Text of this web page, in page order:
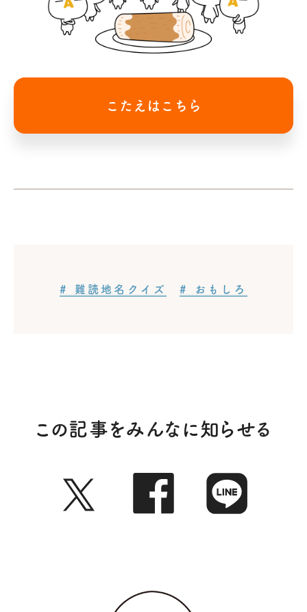
こたえはこちら
記事タッグ# 難読地名クイズ # おもしろ
この記事をみんなに知らせる
Twitter